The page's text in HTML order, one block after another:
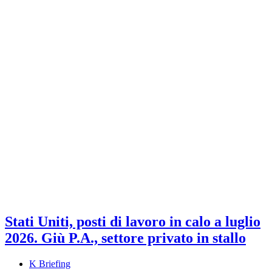
Stati Uniti, posti di lavoro in calo a luglio
2026. Giù P.A., settore privato in stallo
K Briefing